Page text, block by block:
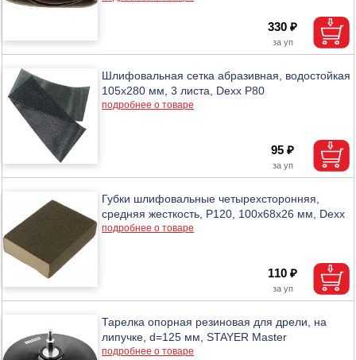
330 ₽
Шлифовальная сетка абразивная, водостойкая
105х280 мм, 3 листа, Dexx Р80
подробнее о товаре
95 ₽
Губки шлифовальные четырехсторонняя,
средняя жесткость, Р120, 100х68х26 мм, Dexx
подробнее о товаре
110 ₽
Тарелка опорная резиновая для дрели, на
липучке, d=125 мм, STAYER Master
подробнее о товаре